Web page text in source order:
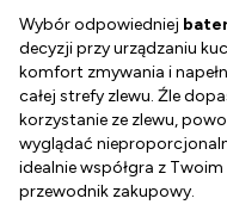
Wybór odpowiedniej
decyzji przy urządzaniu
komfort zmywania i
całej strefy zlewu. Źle
korzystanie ze zlewu,
wyglądać
idealnie współgra z
przewodnik zakupowy.